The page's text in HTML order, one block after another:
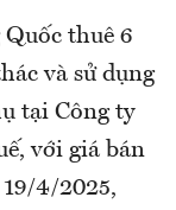
thuê 6
và sử dụng
tại Công ty
với giá bán
4/2025,